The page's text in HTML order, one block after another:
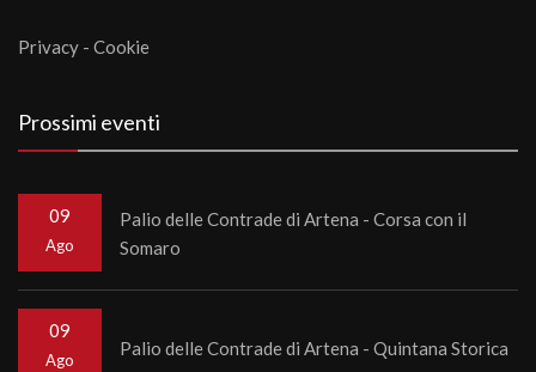
Privacy - Cookie
Prossimi eventi
09
Ago
Palio delle Contrade di Artena - Corsa con il
Somaro
09
Ago
Palio delle Contrade di Artena - Quintana Storica